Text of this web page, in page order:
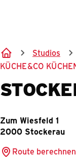
Studios
KÜCHE&CO
Zum Wiesfeld 1
2000 Stockerau
Route berechnen